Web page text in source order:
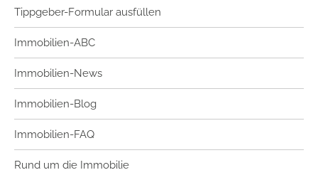
Tippgeber-Formular ausfüllen
Immobilien-ABC
Immobilien-News
Immobilien-Blog
Immobilien-FAQ
Rund um die Immobilie